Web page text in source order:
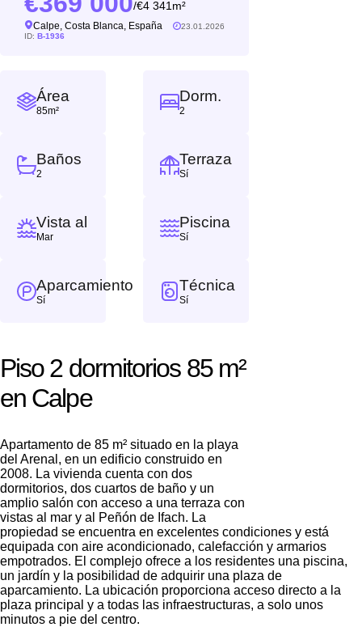
/ 4 341m²
Calpe, Costa Blanca, España
23.01.2026
ID: B-1936
Área
85m²
Dorm.
2
Baños
2
Terraza
Sí
Vista al
Mar
Piscina
Sí
Aparcamiento
Sí
Técnica
Sí
Piso 2 dormitorios 85 m²
en Calpe
Apartamento de 85 m² situado en la playa
del Arenal, en un edificio construido en
2008. La vivienda cuenta con dos
dormitorios, dos cuartos de baño y un
amplio salón con acceso a una terraza con
vistas al mar y al Peñón de Ifach. La
propiedad se encuentra en excelentes condiciones y está
equipada con aire acondicionado, calefacción y armarios
empotrados. El complejo ofrece a los residentes una piscina,
un jardín y la posibilidad de adquirir una plaza de
aparcamiento. La ubicación proporciona acceso directo a la
plaza principal y a todas las infraestructuras, a solo unos
minutos a pie del centro.